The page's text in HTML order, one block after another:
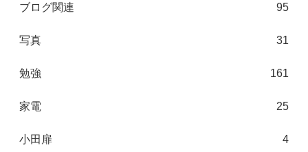
ブログ関連 95
写真 31
勉強 161
家電 25
小田扉 4